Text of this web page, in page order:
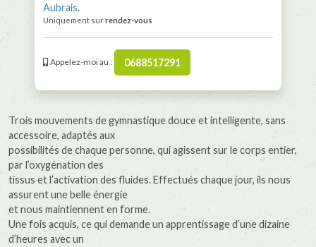
Aubrais.
Uniquement surrendez-vous
Appelez-moi au : 0688517291
Trois mouvements de gymnastique douce et intelligente, sans
accessoire, adaptés aux
possibilités de chaque personne, qui agissent sur le corps entier,
par l’oxygénation des
tissus et l’activation des fluides. Effectués chaque jour, ils nous
assurent une belle énergie
et nous maintiennent en forme.
Une fois acquis, ce qui demande un apprentissage d’une dizaine
d’heures avec un